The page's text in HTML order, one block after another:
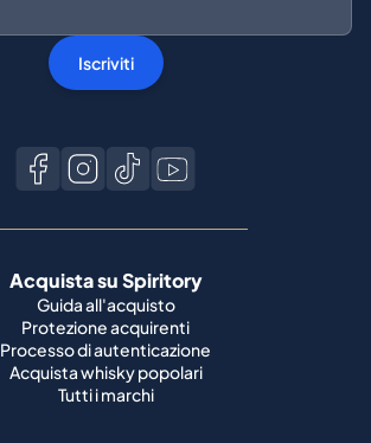
Iscriviti
Acquista su Spiritory
Guida all'acquisto
Protezione acquirenti
Processo di autenticazione
Acquista whisky popolari
Tutti i marchi